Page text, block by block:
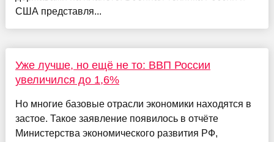
США представля...
Уже лучше, но ещё не то: ВВП России
увеличился до 1,6%
Но многие базовые отрасли экономики находятся в
застое. Такое заявление появилось в отчёте
Министерства экономического развития РФ,